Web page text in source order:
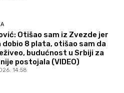
Otišao sam iz Zvezde jer
dobio 8 plata, otišao sam da
budućnost u Srbiji za
postojala (VIDEO)
14:58